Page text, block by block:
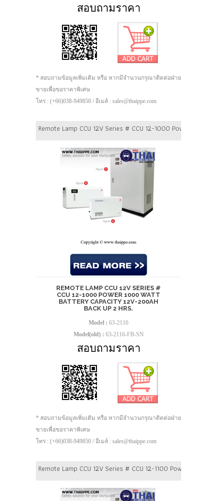
สอบถามราคา
* สอบถามข้อมูลเพิ่มเติม หรือ หากมีจำนวนกรุณาติดต่อฝ่าย
ขายเพื่อขอราคาพิเศษ
โทร : (+66)038-949850 / อีเมล์ : sales@thaippe.com
Remote Lamp CCU 12V Series # CCU 12-1000 Power 1000
REMOTE LAMP CCU 12V SERIES #
CCU 12-1000 POWER 1000 WATT
BATTERY CAPACITY 12V-200AH
BACK UP 2 HRS.
Model : 63-2116
Model(old) : 63-2116-FB-SN
สอบถามราคา
* สอบถามข้อมูลเพิ่มเติม หรือ หากมีจำนวนกรุณาติดต่อฝ่าย
ขายเพื่อขอราคาพิเศษ
โทร : (+66)038-949850 / อีเมล์ : sales@thaippe.com
Remote Lamp CCU 12V Series # CCU 12-1100 Power 1100